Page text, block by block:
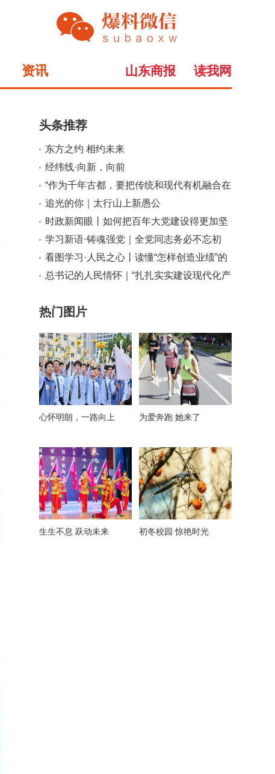
资讯 读我网
山东商报
大
头条推荐
东方之约 相约未来
经纬线·向新，向前
“作为千年古都，要把传统和现代有机融合在
一起”
追光的你｜太行山上新愚公
时政新闻眼丨如何把百年大党建设得更加坚
强有力？总书记这样部署
学习新语·铸魂强党｜全党同志务必不忘初
心、牢记使命
看图学习·人民之心丨读懂“怎样创造业绩”的
实干路径
总书记的人民情怀｜“扎扎实实建设现代化产
热门图片
心怀明朗，一路向上 为爱奔跑 她来了
生生不息 跃动未来 初冬校园 惊艳时光